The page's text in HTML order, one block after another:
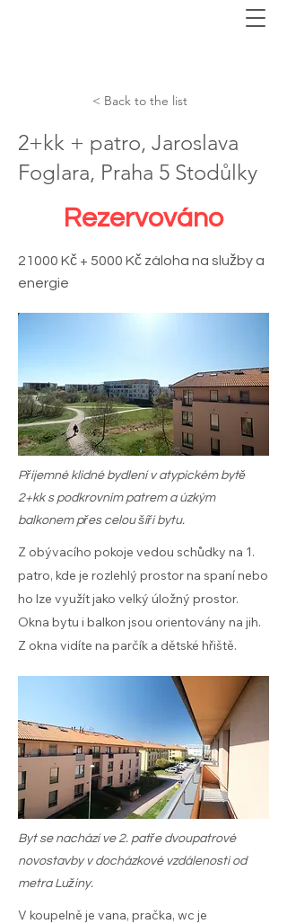
< Back to the list
2+kk + patro, Jaroslava
Foglara, Praha 5 Stodůlky
Rezervováno
21000 Kč + 5000 Kč záloha na služby a
energie
Příjemné klidné bydlení v atypickém bytě
2+kk s podkrovním patrem a úzkým
balkonem přes celou šíři bytu.
Z obývacího pokoje vedou schůdky na 1.
patro, kde je rozlehlý prostor na spaní nebo
ho lze využít jako velký úložný prostor.
Okna bytu i balkon jsou orientovány na jih.
Z okna vidíte na parčík a dětské hřiště.
Byt se nachází ve 2. patře dvoupatrové
novostavby v docházkové vzdálenosti od
metra Lužiny.
V koupelně je vana, pračka, wc je